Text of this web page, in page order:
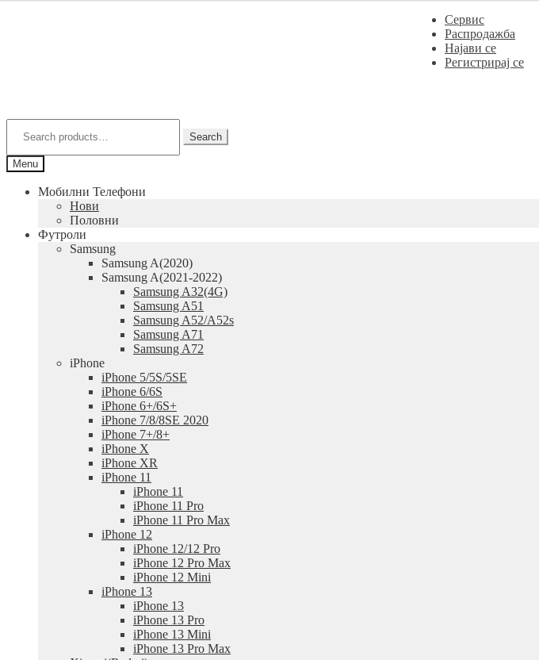
Сервис
Распродажба
Најави се
Регистрирај се
Search
Menu
Мобилни Телефони
Нови
Половни
Футроли
Samsung
Samsung A(2020)
Samsung A(2021-2022)
Samsung A32(4G)
Samsung A51
Samsung A52/A52s
Samsung A71
Samsung A72
iPhone
iPhone 5/5S/5SE
iPhone 6/6S
iPhone 6+/6S+
iPhone 7/8/8SE 2020
iPhone 7+/8+
iPhone X
iPhone XR
iPhone 11
iPhone 11
iPhone 11 Pro
iPhone 11 Pro Max
iPhone 12
iPhone 12/12 Pro
iPhone 12 Pro Max
iPhone 12 Mini
iPhone 13
iPhone 13
iPhone 13 Pro
iPhone 13 Mini
iPhone 13 Pro Max